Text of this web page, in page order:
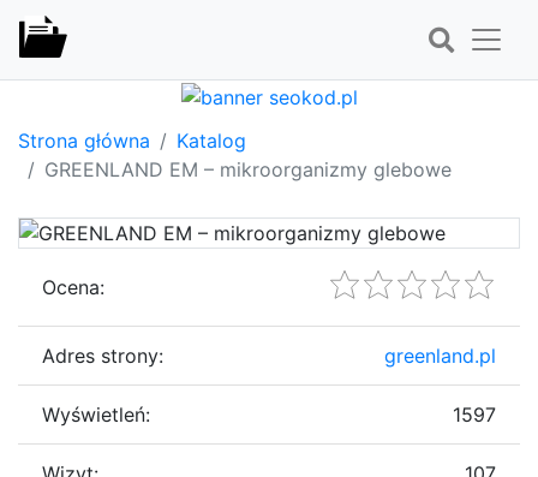
Strona główna
Katalog
GREENLAND EM – mikroorganizmy glebowe
Ocena:
Adres strony: greenland.pl
Wyświetleń: 1597